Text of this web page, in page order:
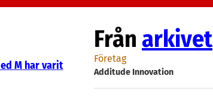
M har varit
Från arkivet
Företag
Additude Innovation